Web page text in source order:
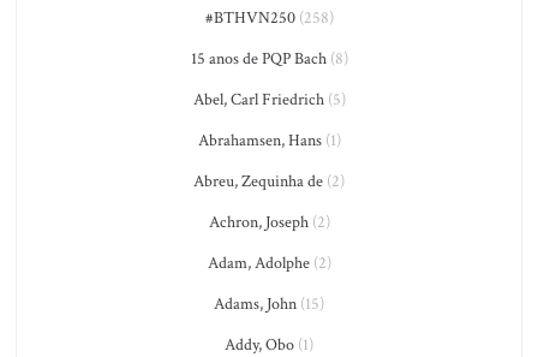
#BTHVN250(258)
15 anos de PQP Bach(8)
Abel, Carl Friedrich(5)
Abrahamsen, Hans(1)
Abreu, Zequinha de (2)
Achron, Joseph(2)
Adam, Adolphe(2)
Adams, John (15)
Addy, Obo (1)